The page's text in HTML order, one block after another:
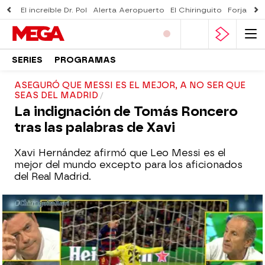
El increíble Dr. Pol Alerta Aeropuerto El Chiringuito Forjado
SERIES PROGRAMAS
ASEGURÓ QUE MESSI ES EL MEJOR, A NO SER QUE
SEAS DEL MADRID
La indignación de Tomás Roncero
tras las palabras de Xavi
Xavi Hernández afirmó que Leo Messi es el
mejor del mundo excepto para los aficionados
del Real Madrid.